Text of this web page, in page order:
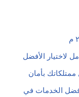
لاختيار الأفضل
بأمان
أفضل الخدمات في